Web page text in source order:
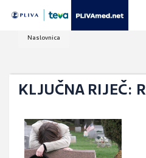
Naslovnica
KLJUČNA RIJEČ: